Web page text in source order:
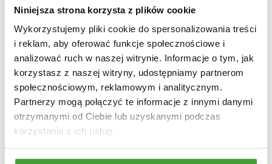
Niniejsza strona korzysta z plików cookie
Wykorzystujemy pliki cookie do spersonalizowania treści
i reklam, aby oferować funkcje społecznościowe i
analizować ruch w naszej witrynie. Informacje o tym, jak
korzystasz z naszej witryny, udostępniamy partnerom
społecznościowym, reklamowym i analitycznym.
Partnerzy mogą połączyć te informacje z innymi danymi
otrzymanymi od Ciebie lub uzyskanymi podczas
korzystania z ich usług.
Unieszkodliwienie dopuszcza się jedynie w sytuacji, gdy
regeneracja lub inne procesy odzysku olejów odpadowych
są niemożliwe.
Zapraszamy do współpracy
Przedsiębiorco, jeżeli jesteś zainteresowany produktami
do bezpiecznego magazynowania olejów przepracowanych